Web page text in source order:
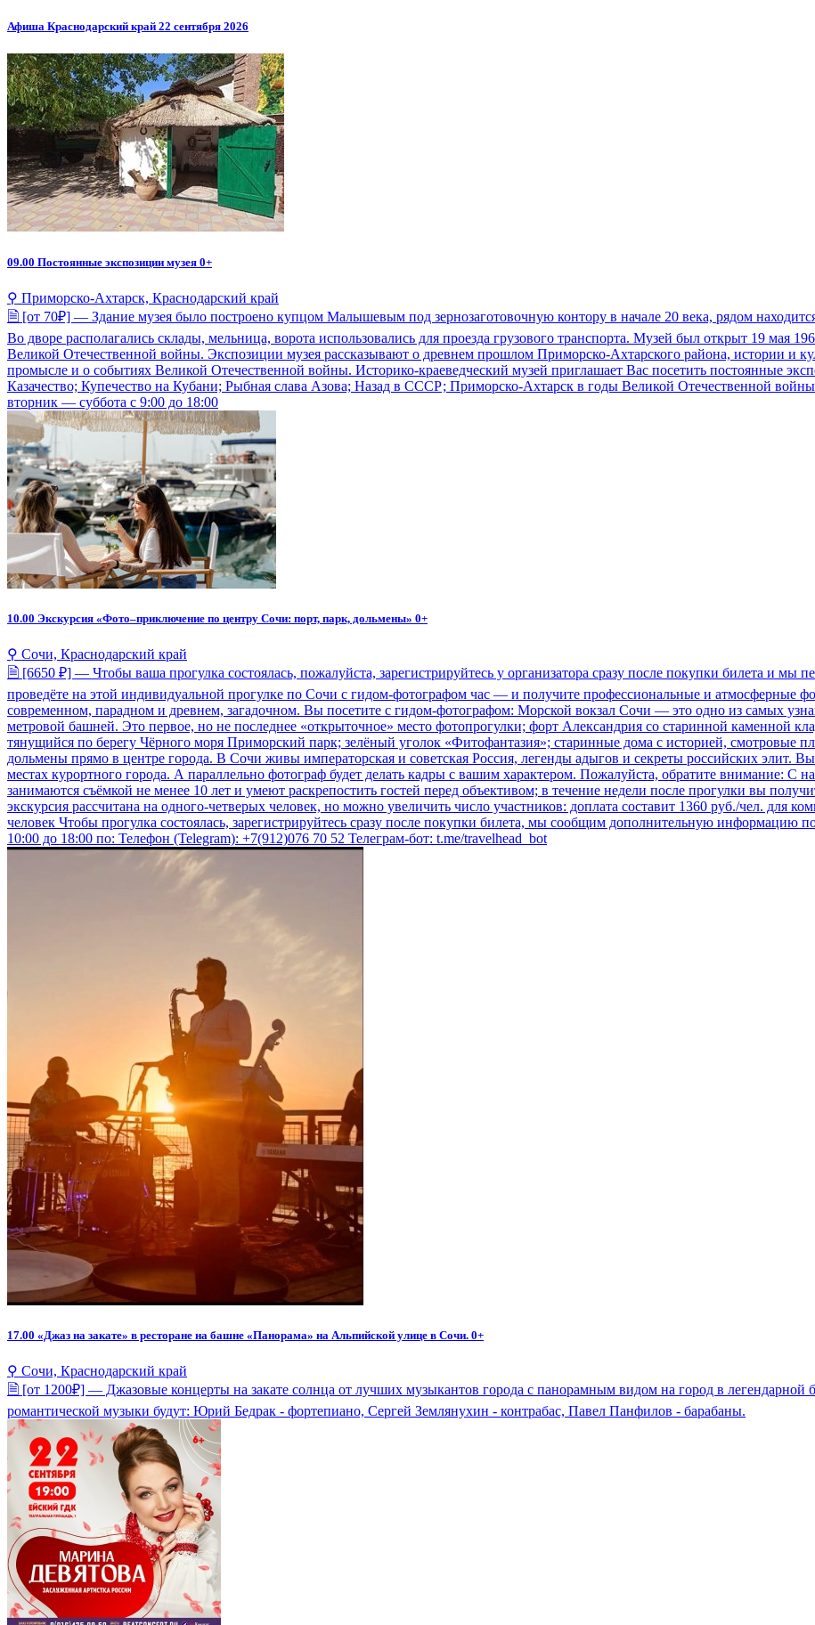
Афиша Краснодарский край 22 сентября 2026
09.00 Постоянные экспозиции музея 0+
⚲ Приморско-Ахтарск, Краснодарский край
🗎 [от 70₽] — Здание музея было построено купцом Малышевым под зернозаготовочную контору в начале 20 века, рядом
Во дворе располагались склады, мельница, ворота использовались для проезда грузового транспорта. Музей был открыт 19 мая
Великой Отечественной войны. Экспозиции музея рассказывают о древнем прошлом Приморско-Ахтарского района, истории и
промысле и о событиях Великой Отечественной войны. Историко-краеведческий музей приглашает Вас посетить постоянные
Казачество; Купечество на Кубани; Рыбная слава Азова; Назад в СССР; Приморско-Ахтарск в годы Великой Отечественной
вторник — суббота с 9:00 до 18:00
10.00 Экскурсия «Фото–приключение по центру Сочи: порт, парк, дольмены» 0+
⚲ Сочи, Краснодарский край
🗎 [6650 ₽] — Чтобы ваша прогулка состоялась, пожалуйста, зарегистрируйтесь у организатора сразу после покупки билета и мы
проведёте на этой индивидуальной прогулке по Сочи с гидом-фотографом час — и получите профессиональные и атмосферные
современном, парадном и древнем, загадочном. Вы посетите с гидом-фотографом: Морской вокзал Сочи — это одно из самых
метровой башней. Это первое, но не последнее «открыточное» место фотопрогулки; форт Александрия со старинной каменной
тянущийся по берегу Чёрного моря Приморский парк; зелёный уголок «Фитофантазия»; старинные дома с историей,
дольмены прямо в центре города. В Сочи живы императорская и советская Россия, легенды адыгов и секреты российских элит.
местах курортного города. А параллельно фотограф будет делать кадры с вашим характером. Пожалуйста, обратите внимание:
занимаются съёмкой не менее 10 лет и умеют раскрепостить гостей перед объективом; в течение недели после прогулки вы
экскурсия рассчитана на одного-четверых человек, но можно увеличить число участников: доплата составит 1360 руб./чел. для
человек Чтобы прогулка состоялась, зарегистрируйтесь сразу после покупки билета, мы сообщим дополнительную информацию
10:00 до 18:00 по: Телефон (Telegram): +7(912)076 70 52 Телеграм-бот: t.me/travelhead_bot
17.00 «Джаз на закате» в ресторане на башне «Панорама» на Альпийской улице в Сочи. 0+
⚲ Сочи, Краснодарский край
🗎 [от 1200₽] — Джазовые концерты на закате солнца от лучших музыкантов города с панорамным видом на город в легендарной
романтической музыки будут: Юрий Бедрак - фортепиано, Сергей Землянухин - контрабас, Павел Панфилов - барабаны.